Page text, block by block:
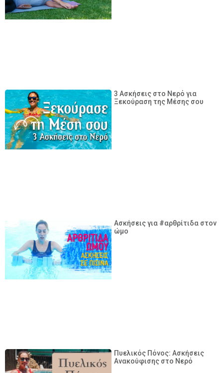
3 Ασκήσεις στο Νερό για
Ξεκούραση της Μέσης σου
Ασκήσεις για #αρθρίτιδα στον
ώμο
Πυελικός Πόνος: Ασκήσεις
Ανακούφισης στο Νερό